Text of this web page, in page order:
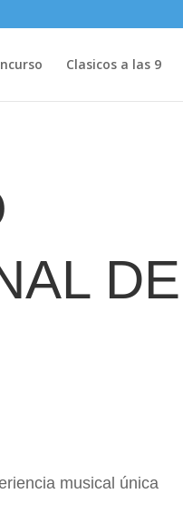
Clasicos a las 9
DE
musical única